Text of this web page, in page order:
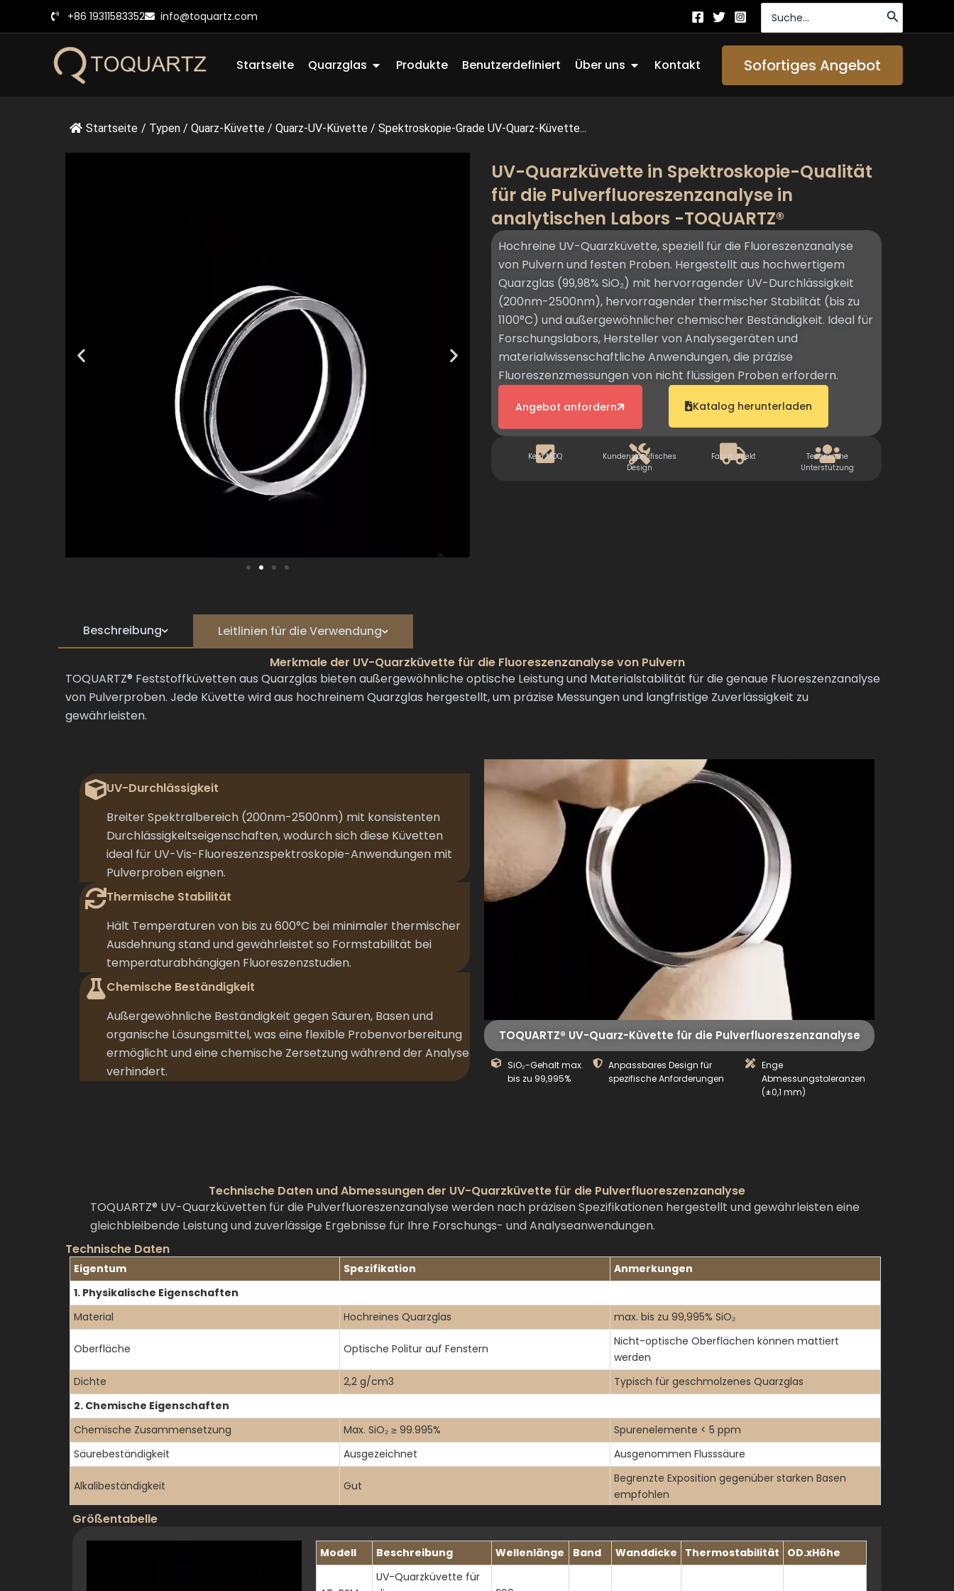
+86 19311583352 info@toquartz.com
Suche
nach:
Startseite Quarzglas Offen Quartz Glass
Produkte Benutzerdefiniert Über uns Offen About Us
Kontakt Sofortiges Angebot
Startseite / Typen / Quarz-Küvette / Quarz-UV-Küvette / Spektroskopie-Grade UV-Quarz-Küvette...
UV-Quarzküvette in Spektroskopie-Qualität
für die Pulverfluoreszenzanalyse in
analytischen Labors -TOQUARTZ®
Hochreine UV-Quarzküvette, speziell für die Fluoreszenzanalyse
von Pulvern und festen Proben. Hergestellt aus hochwertigem
Quarzglas (99,98% SiO₂) mit hervorragender UV-Durchlässigkeit
(200nm-2500nm), hervorragender thermischer Stabilität (bis zu
1100°C) und außergewöhnlicher chemischer Beständigkeit. Ideal für
Forschungslabors, Hersteller von Analysegeräten und
materialwissenschaftliche Anwendungen, die präzise
Fluoreszenzmessungen von nicht flüssigen Proben erfordern.
Angebot anfordern Katalog herunterladen
Kein MOQ
Kundenspezifisches
Design
Fabrik direkt
Technische
Unterstützung
Beschreibung
Leitlinien für die Verwendung
Merkmale der UV-Quarzküvette für die Fluoreszenzanalyse von Pulvern
TOQUARTZ® Feststoffküvetten aus Quarzglas bieten außergewöhnliche optische Leistung und Materialstabilität für die genaue Fluoreszenzanalyse
von Pulverproben. Jede Küvette wird aus hochreinem Quarzglas hergestellt, um präzise Messungen und langfristige Zuverlässigkeit zu
gewährleisten.
UV-Durchlässigkeit
Breiter Spektralbereich (200nm-2500nm) mit konsistenten
Durchlässigkeitseigenschaften, wodurch sich diese Küvetten
ideal für UV-Vis-Fluoreszenzspektroskopie-Anwendungen mit
Pulverproben eignen.
Thermische Stabilität
Hält Temperaturen von bis zu 600°C bei minimaler thermischer
Ausdehnung stand und gewährleistet so Formstabilität bei
temperaturabhängigen Fluoreszenzstudien.
Chemische Beständigkeit
Außergewöhnliche Beständigkeit gegen Säuren, Basen und
organische Lösungsmittel, was eine flexible Probenvorbereitung
ermöglicht und eine chemische Zersetzung während der Analyse
verhindert.
TOQUARTZ® UV-Quarz-Küvette für die Pulverfluoreszenzanalyse
SiO₂-Gehalt max.
bis zu 99,995%
Anpassbares Design für
spezifische Anforderungen
Enge
Abmessungstoleranzen
(±0,1 mm)
Technische Daten und Abmessungen der UV-Quarzküvette für die Pulverfluoreszenzanalyse
TOQUARTZ® UV-Quarzküvetten für die Pulverfluoreszenzanalyse werden nach präzisen Spezifikationen hergestellt und gewährleisten eine
gleichbleibende Leistung und zuverlässige Ergebnisse für Ihre Forschungs- und Analyseanwendungen.
Technische Daten
Eigentum Spezifikation
Anmerkungen
1. Physikalische Eigenschaften
Material
Hochreines Quarzglas max. bis zu 99,995% SiO₂
Oberfläche Optische Politur auf Fenstern
Nicht-optische Oberflächen können mattiert
werden
Dichte
2,2 g/cm3
Typisch für geschmolzenes Quarzglas
2. Chemische Eigenschaften
Chemische Zusammensetzung
Max. SiO₂ ≥ 99.995%
Spurenelemente < 5 ppm
Säurebeständigkeit
Ausgezeichnet Ausgenommen Flusssäure
Alkalibeständigkeit Gut
Begrenzte Exposition gegenüber starken Basen
empfohlen
Lösungsmittel-Kompatibilität
Größentabelle
Modell Beschreibung Wellenlänge Band Wanddicke Thermostabilität OD.xHöhe
UV-Quarzküvette für